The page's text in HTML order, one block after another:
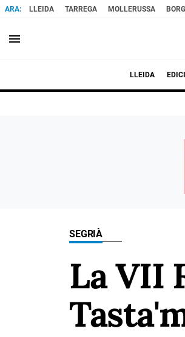
LLEIDA TARREGA MOLLERUSSA
menu
LLEIDA
SEGRIÀ
La VII